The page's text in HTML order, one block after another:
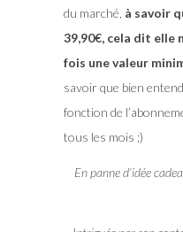
du marché, à savoir
39,90€, cela dit elle
fois une valeur
savoir que bien
fonction de
tous les mois ;)
En panne d’idée